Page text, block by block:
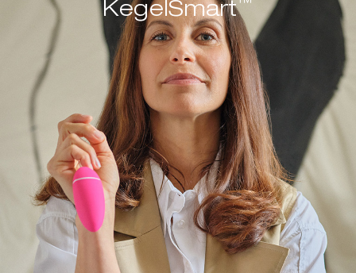
KegelSmart